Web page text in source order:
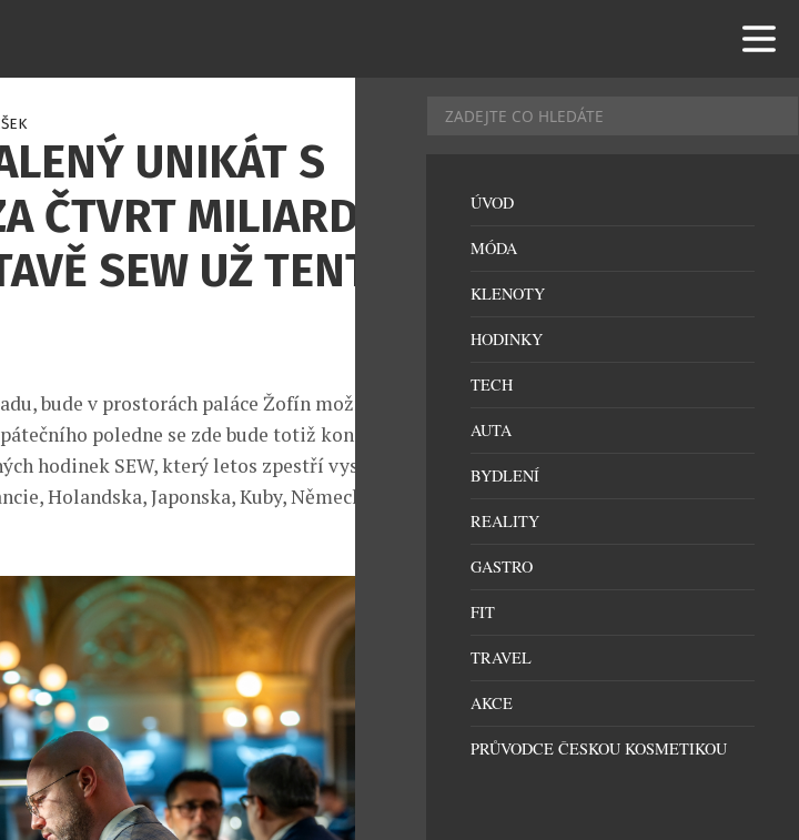
UNIKÁT S
ČTVRT MILIARDY
SEW UŽ TENTO
bude v prostorách paláce Žofín možné
poledne se zde bude totiž konat v
hodinek SEW, který letos zpestří vystavující
Holandska, Japonska, Kuby, Německa,
ÚVOD
MÓDA
KLENOTY
HODINKY
TECH
AUTA
BYDLENÍ
REALITY
GASTRO
FIT
TRAVEL
AKCE
PRŮVODCE ČESKOU KOSMETIKOU